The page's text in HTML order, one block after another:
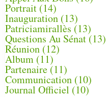
Portrait (14)
Inauguration (13)
Patriciamirallès (13)
Questions Au Sénat(13)
Réunion (12)
Album (11)
Partenaire(11)
Communication (10)
Journal Officiel (10)